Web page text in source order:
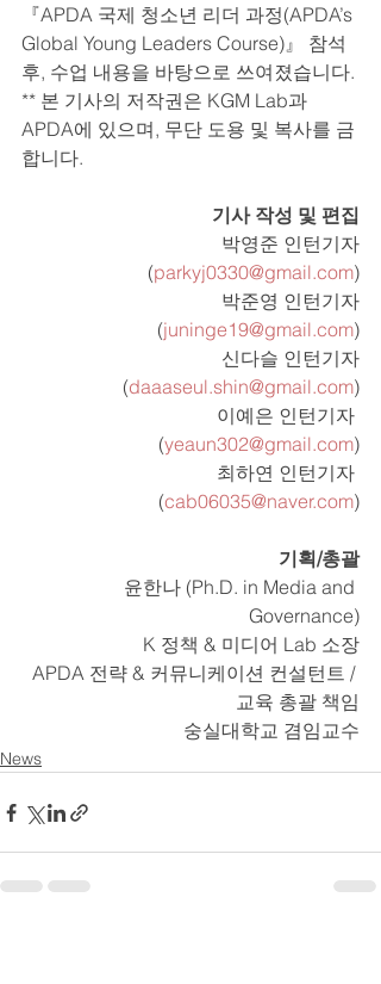
『APDA 국제 청소년 리더 과정(APDA’s
Global Young Leaders Course)』 참석
후, 수업 내용을 바탕으로 쓰여졌습니다.
** 본 기사의 저작권은 KGM Lab과
APDA에 있으며, 무단 도용 및 복사를 금
합니다.
기사 작성 및 편집
박영준 인턴기자
(parkyj0330@gmail.com)
박준영 인턴기자
(juninge19@gmail.com)
신다슬 인턴기자
(daaaseul.shin@gmail.com)
이예은 인턴기자
(yeaun302@gmail.com)
최하연 인턴기자
(cab06035@naver.com)
기획/총괄
윤한나 (Ph.D. in Media and
Governance)
K 정책 & 미디어 Lab 소장
APDA 전략 & 커뮤니케이션 컨설턴트 /
교육 총괄 책임
숭실대학교 겸임교수
News